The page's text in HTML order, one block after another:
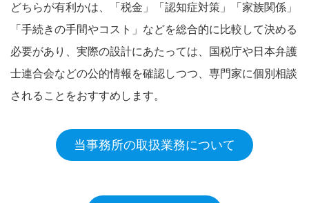
どちらが有利かは、「税金」「認知症対策」「家族関係」
「手続きの手間やコスト」などを総合的に比較して決める
必要があり、実際の設計にあたっては、国税庁や日本弁護
士連合会などの公的情報を確認しつつ、専門家に個別相談
されることをおすすめします。
当事務所の取扱業務について